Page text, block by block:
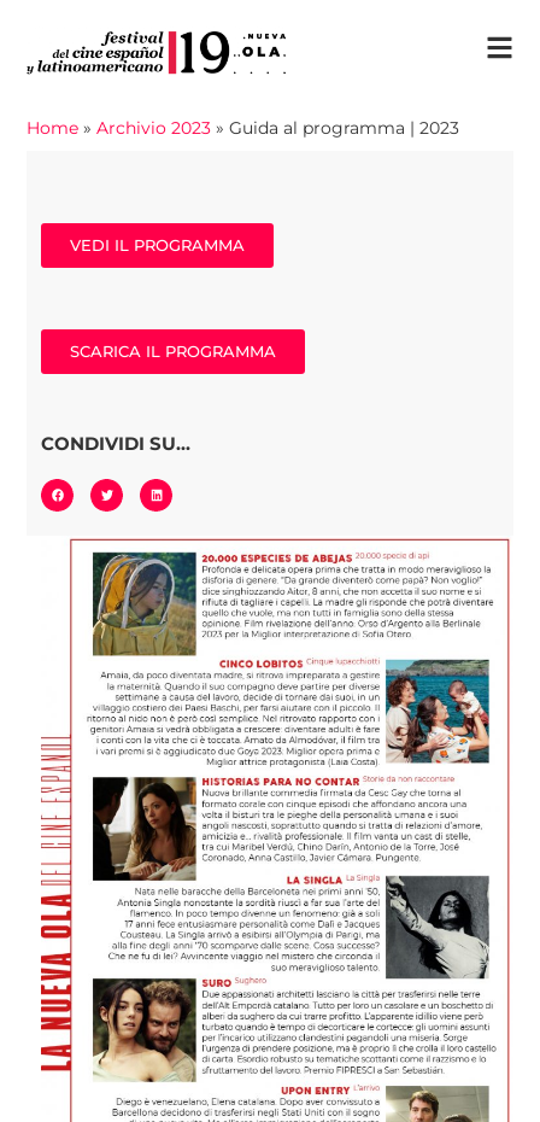
Home »Archivio 2023 »Guida al programma | 2023
VEDI IL PROGRAMMA
SCARICA IL PROGRAMMA
CONDIVIDI SU...